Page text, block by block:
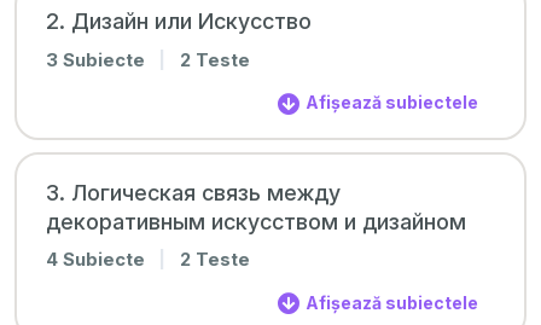
2. Дизайн или Искусство
3 Subiecte 2 Teste
Afișează subiectele
3. Логическая связь между
декоративным искусством и дизайном
4 Subiecte 2 Teste
Afișează subiectele